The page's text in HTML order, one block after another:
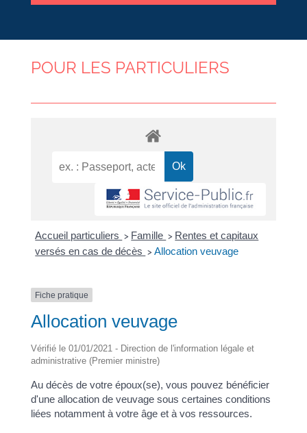
POUR LES PARTICULIERS
Accueil particuliers > Famille > Rentes et capitaux
versés en cas de décès > Allocation veuvage
Fiche pratique
Allocation veuvage
Vérifié le 01/01/2021 - Direction de l'information légale et
administrative (Premier ministre)
Au décès de votre époux(se), vous pouvez bénéficier
d'une allocation de veuvage sous certaines conditions
liées notamment à votre âge et à vos ressources.